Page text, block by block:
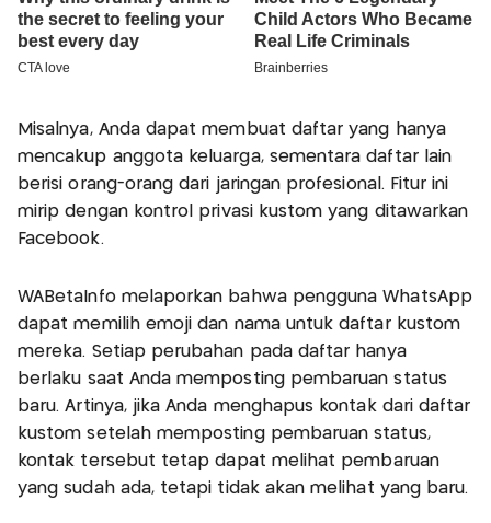
Misalnya, Anda dapat membuat daftar yang hanya
mencakup anggota keluarga, sementara daftar lain
berisi orang-orang dari jaringan profesional. Fitur ini
mirip dengan kontrol privasi kustom yang ditawarkan
Facebook.
WABetaInfo melaporkan bahwa pengguna WhatsApp
dapat memilih emoji dan nama untuk daftar kustom
mereka. Setiap perubahan pada daftar hanya
berlaku saat Anda memposting pembaruan status
baru. Artinya, jika Anda menghapus kontak dari daftar
kustom setelah memposting pembaruan status,
kontak tersebut tetap dapat melihat pembaruan
yang sudah ada, tetapi tidak akan melihat yang baru.